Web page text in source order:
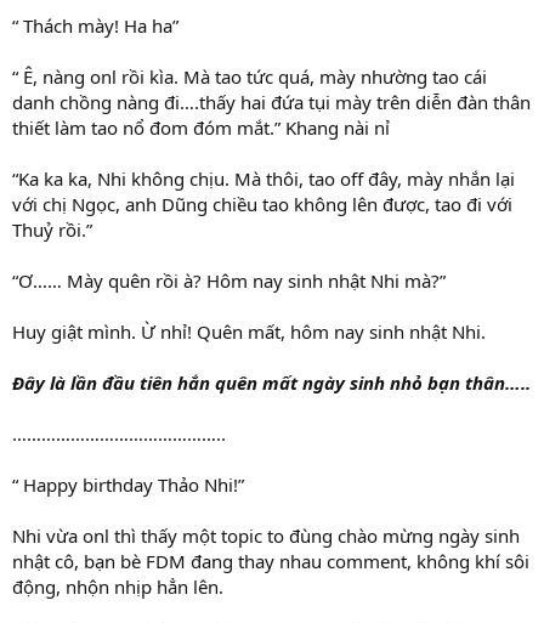
“ Thách mày! Ha ha”
“ Ê, nàng onl rồi kìa. Mà tao tức quá, mày nhường tao cái
danh chồng nàng đi….thấy hai đứa tụi mày trên diễn đàn thân
thiết làm tao nổ đom đóm mắt.” Khang nài nỉ
“Ka ka ka, Nhi không chịu. Mà thôi, tao off đây, mày nhắn lại
với chị Ngọc, anh Dũng chiều tao không lên được, tao đi với
Thuỷ rồi.”
“Ơ…… Mày quên rồi à? Hôm nay sinh nhật Nhi mà?”
Huy giật mình. Ừ nhỉ! Quên mất, hôm nay sinh nhật Nhi.
Đây là lần đầu tiên hắn quên mất ngày sinh nhỏ bạn thân…..
……………………………………..
“ Happy birthday Thảo Nhi!”
Nhi vừa onl thì thấy một topic to đùng chào mừng ngày sinh
nhật cô, bạn bè FDM đang thay nhau comment, không khí sôi
động, nhộn nhịp hẳn lên.